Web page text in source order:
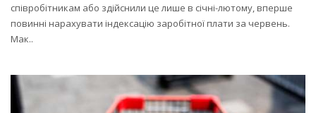
співробітникам або здійснили це лише в січні-лютому, вперше
повинні нарахувати індексацію заробітної плати за червень.
Мак..